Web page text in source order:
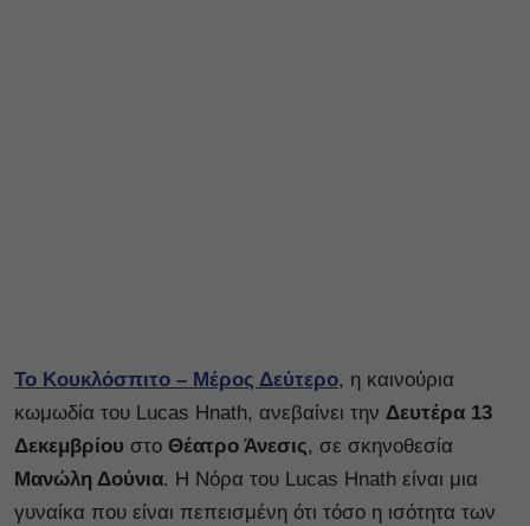
Το Κουκλόσπιτο – Μέρος Δεύτερο, η καινούρια
κωμωδία του Lucas Hnath, ανεβαίνει την Δευτέρα 13
Δεκεμβρίου στο Θέατρο Άνεσις, σε σκηνοθεσία
Μανώλη Δούνια. Η Νόρα του Lucas Hnath είναι μια
γυναίκα που είναι πεπεισμένη ότι τόσο η ισότητα των